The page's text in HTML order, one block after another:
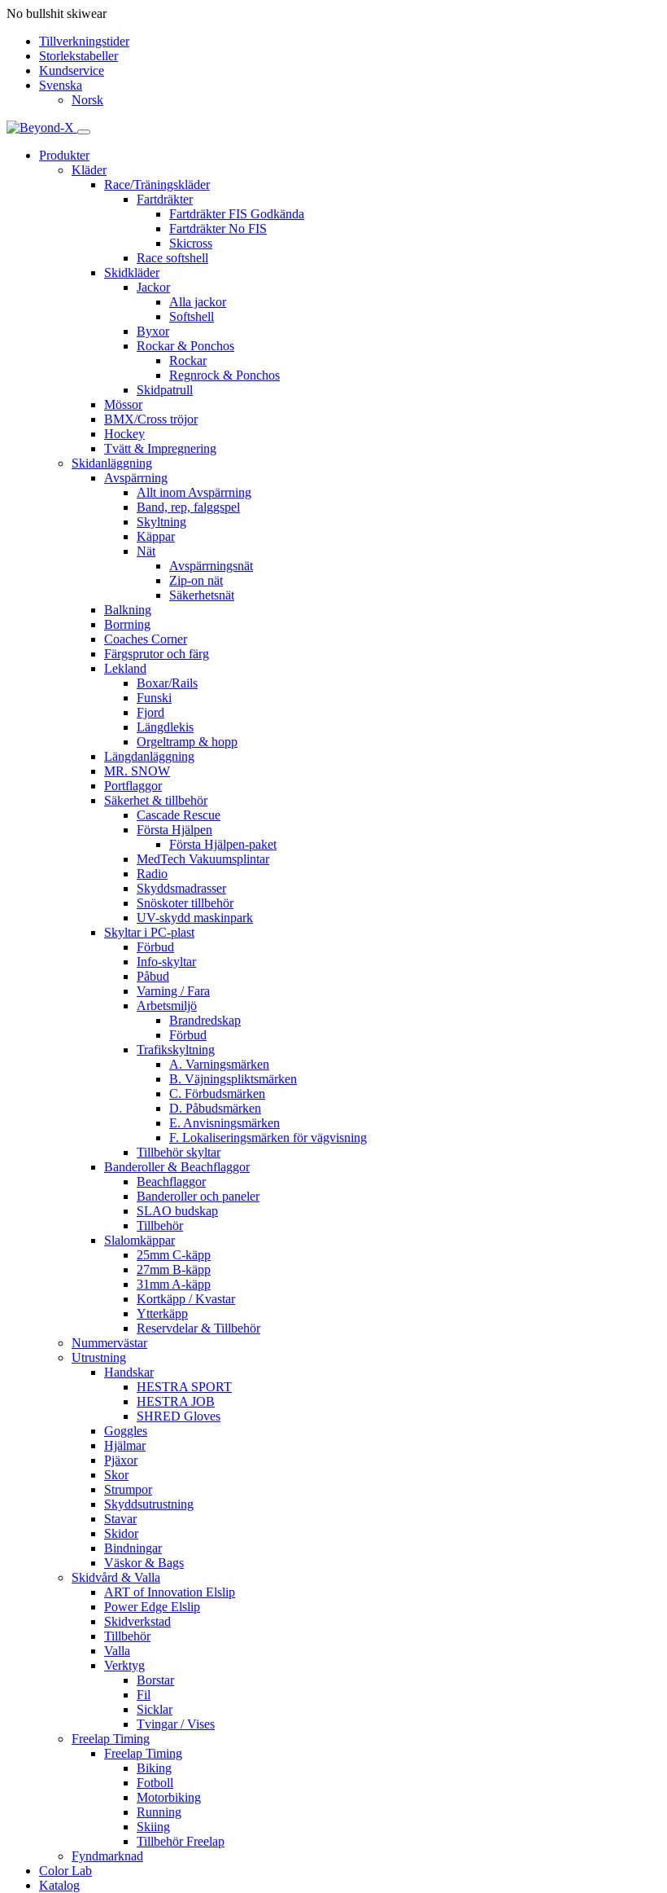
No bullshit skiwear
Tillverkningstider
Storlekstabeller
Kundservice
Svenska
Norsk
Produkter
Kläder
Race/Träningskläder
Fartdräkter
Fartdräkter FIS Godkända
Fartdräkter No FIS
Skicross
Race softshell
Skidkläder
Jackor
Alla jackor
Softshell
Byxor
Rockar & Ponchos
Rockar
Regnrock & Ponchos
Skidpatrull
Mössor
BMX/Cross tröjor
Hockey
Tvätt & Impregnering
Skidanläggning
Avspärrning
Allt inom Avspärrning
Band, rep, falggspel
Skyltning
Käppar
Nät
Avspärrningsnät
Zip-on nät
Säkerhetsnät
Balkning
Borrning
Coaches Corner
Färgsprutor och färg
Lekland
Boxar/Rails
Funski
Fjord
Längdlekis
Orgeltramp & hopp
Längdanläggning
MR. SNOW
Portflaggor
Säkerhet & tillbehör
Cascade Rescue
Första Hjälpen
Första Hjälpen-paket
MedTech Vakuumsplintar
Radio
Skyddsmadrasser
Snöskoter tillbehör
UV-skydd maskinpark
Skyltar i PC-plast
Förbud
Info-skyltar
Påbud
Varning / Fara
Arbetsmiljö
Brandredskap
Förbud
Trafikskyltning
A. Varningsmärken
B. Väjningspliktsmärken
C. Förbudsmärken
D. Påbudsmärken
E. Anvisningsmärken
F. Lokaliseringsmärken för vägvisning
Tillbehör skyltar
Banderoller & Beachflaggor
Beachflaggor
Banderoller och paneler
SLAO budskap
Tillbehör
Slalomkäppar
25mm C-käpp
27mm B-käpp
31mm A-käpp
Kortkäpp / Kvastar
Ytterkäpp
Reservdelar & Tillbehör
Nummervästar
Utrustning
Handskar
HESTRA SPORT
HESTRA JOB
SHRED Gloves
Goggles
Hjälmar
Pjäxor
Skor
Strumpor
Skyddsutrustning
Stavar
Skidor
Bindningar
Väskor & Bags
Skidvård & Valla
ART of Innovation Elslip
Power Edge Elslip
Skidverkstad
Tillbehör
Valla
Verktyg
Borstar
Fil
Sicklar
Tvingar / Vises
Freelap Timing
Freelap Timing
Biking
Fotboll
Motorbiking
Running
Skiing
Tillbehör Freelap
Fyndmarknad
Color Lab
Katalog